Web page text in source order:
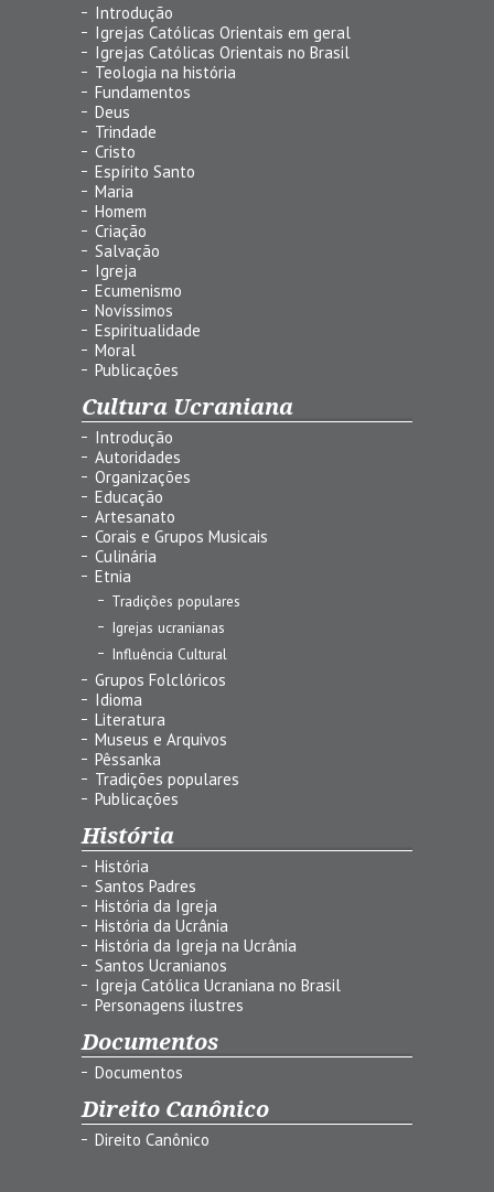
Introdução
Igrejas Católicas Orientais em geral
Igrejas Católicas Orientais no Brasil
Teologia na história
Fundamentos
Deus
Trindade
Cristo
Espírito Santo
Maria
Homem
Criação
Salvação
Igreja
Ecumenismo
Novíssimos
Espiritualidade
Moral
Publicações
Cultura Ucraniana
Introdução
Autoridades
Organizações
Educação
Artesanato
Corais e Grupos Musicais
Culinária
Etnia
Tradições populares
Igrejas ucranianas
Influência Cultural
Grupos Folclóricos
Idioma
Literatura
Museus e Arquivos
Pêssanka
Tradições populares
Publicações
História
História
Santos Padres
História da Igreja
História da Ucrânia
História da Igreja na Ucrânia
Santos Ucranianos
Igreja Católica Ucraniana no Brasil
Personagens ilustres
Documentos
Documentos
Direito Canônico
Direito Canônico